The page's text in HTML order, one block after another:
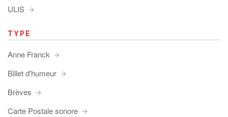
ULIS
TYPE
Anne Franck
Billet d'humeur
Brèves
Carte Postale sonore